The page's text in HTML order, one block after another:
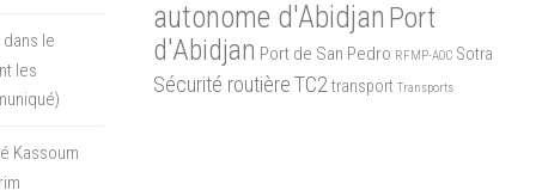
le
les
Kassoum
autonome d'Abidjan Port
d'Abidjan Port de San Pedro RFMP-AOC Sotra
Sécurité routièreTC2 transport Transports